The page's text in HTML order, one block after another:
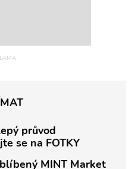
průvod
se na FOTKY
MINT Market